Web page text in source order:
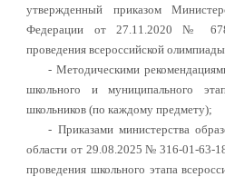
утвержденный приказом
Федерации от 27.11.2020 №
проведения всероссийской
- Методическими
школьного и муниципального
школьников (по каждому предмету);
- Приказами министерства
области от 29.08.2025 № 316-01-63-
проведения школьного этапа